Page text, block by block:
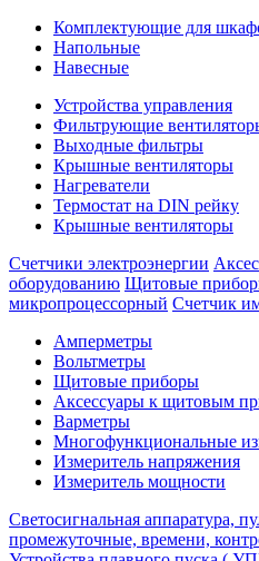
Комплектующие для
Напольные
Навесные
Устройства управления
Фильтрующие
Выходные фильтры
Крышные вентиляторы
Нагреватели
Термостат на DIN рейку
Крышные вентиляторы
Счетчики электроэнергии
оборудованию Щитовые
микропроцессорный Счетчик
Амперметры
Вольтметры
Щитовые приборы
Аксессуары к щитовым
Варметры
Многофункциональные
Измеритель напряжения
Измеритель мощности
Светосигнальная аппаратура,
промежуточные, времени,